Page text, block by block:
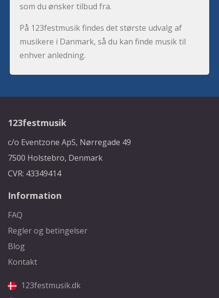
som du ønsker tilbud fra.
På 123festmusik findes det største udvalg af
musikere i Danmark, så du kan finde musik til
enhver anledning.
123festmusik
c/o Eventzone ApS, Nørregade 49
7500 Holstebro, Denmark
CVR: 43349414
Information
FAQ
Regler og betingelser
Blog
Kontakt
123festmusik.dk